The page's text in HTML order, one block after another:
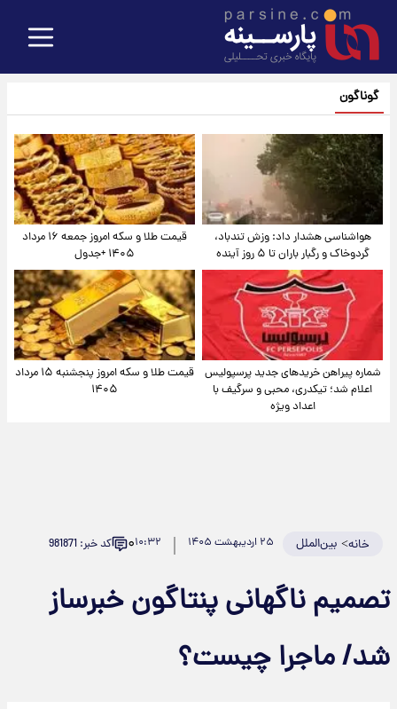
گوناگون
هواشناسی هشدار داد: وزش تندباد،
گردوخاک و رگبار باران تا ۵ روز آینده
قیمت طلا و سکه امروز جمعه ۱۶ مرداد
۱۴۰۵ +جدول
شماره پیراهن خریدهای جدید پرسپولیس
اعلام شد؛ تیکدری، محبی و سرگیف با
اعداد ویژه
قیمت طلا و سکه امروز پنجشنبه ۱۵ مرداد
۱۴۰۵
خانه> بین‌الملل ۲۵ اردیبهشت ۱۴۰۵ ۱۰:۳۲۰ کد خبر: 981871
تصمیم ناگهانی پنتاگون خبرساز
شد/ ماجرا چیست؟